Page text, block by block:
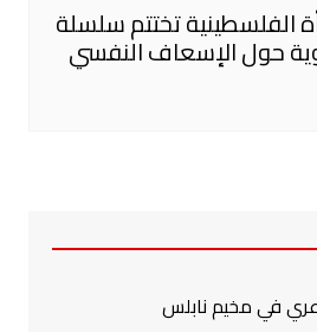
الفلسطينية تختتم سلسلة
حول الإسعاف النفسي
في مخيم نابلس